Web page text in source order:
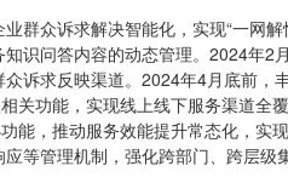
群众诉求解决智能化，实现“一网
识问答内容的动态管理。2024年2
诉求反映渠道。2024年4月底前，
关功能，实现线上线下服务渠道全
能，推动服务效能提升常态化，实
等管理机制，强化跨部门、跨层